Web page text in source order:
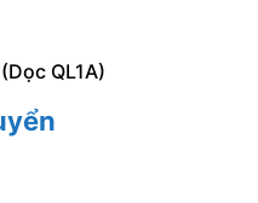
QL1A)